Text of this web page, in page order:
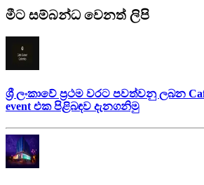
මීට සම්බන්ධ වෙනත් ලිපි
ශ්‍රී ලංකාවේ ප්‍රථම වරට පවත්වනු ලබන
event එක පිළිබඳව දැනගනිමු